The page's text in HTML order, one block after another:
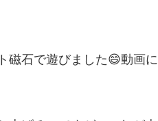
磁石で遊びました😄動画